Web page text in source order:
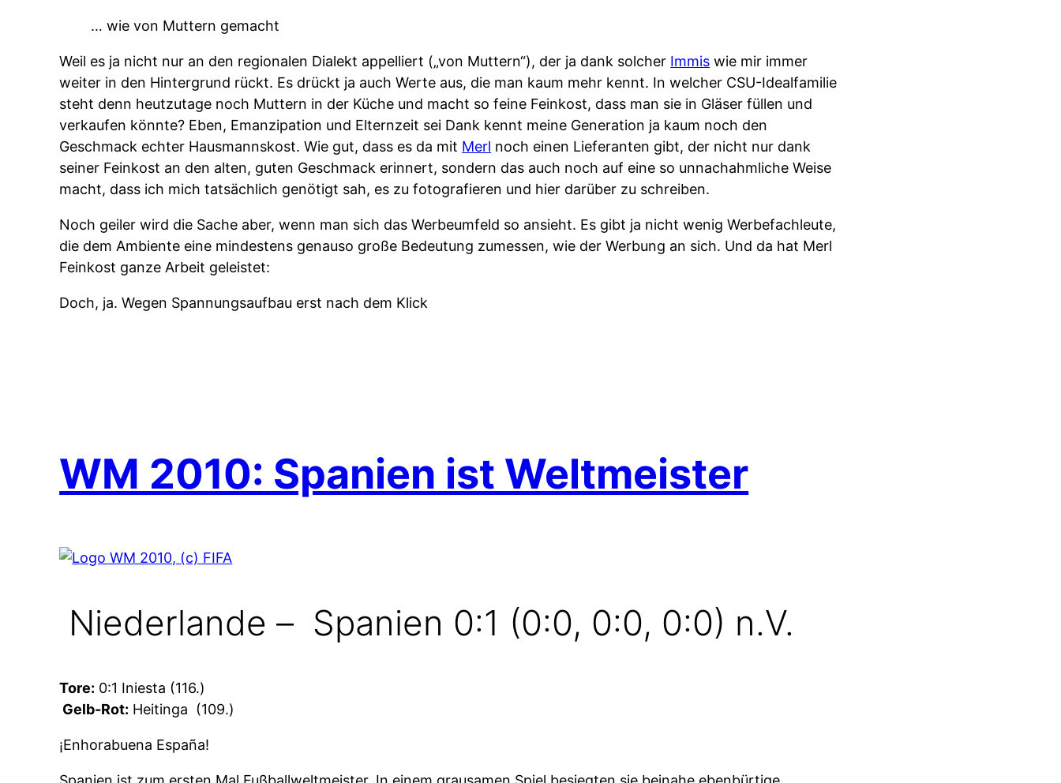
… wie von Muttern gemacht
Weil es ja nicht nur an den regionalen Dialekt appelliert („von Muttern“), der ja dank solcher Immis wie mir immer
weiter in den Hintergrund rückt. Es drückt ja auch Werte aus, die man kaum mehr kennt. In welcher CSU-Idealfamilie
steht denn heutzutage noch Muttern in der Küche und macht so feine Feinkost, dass man sie in Gläser füllen und
verkaufen könnte? Eben, Emanzipation und Elternzeit sei Dank kennt meine Generation ja kaum noch den
Geschmack echter Hausmannskost. Wie gut, dass es da mit Merl noch einen Lieferanten gibt, der nicht nur dank
seiner Feinkost an den alten, guten Geschmack erinnert, sondern das auch noch auf eine so unnachahmliche Weise
macht, dass ich mich tatsächlich genötigt sah, es zu fotografieren und hier darüber zu schreiben.
Noch geiler wird die Sache aber, wenn man sich das Werbeumfeld so ansieht. Es gibt ja nicht wenig Werbefachleute,
die dem Ambiente eine mindestens genauso große Bedeutung zumessen, wie der Werbung an sich. Und da hat Merl
Feinkost ganze Arbeit geleistet:
Doch, ja. Wegen Spannungsaufbau erst nach dem Klick
WM 2010: Spanien ist Weltmeister
Niederlande – Spanien 0:1 (0:0, 0:0, 0:0) n.V.
Tore: 0:1 Iniesta (116.)
Gelb-Rot: Heitinga (109.)
¡Enhorabuena España!